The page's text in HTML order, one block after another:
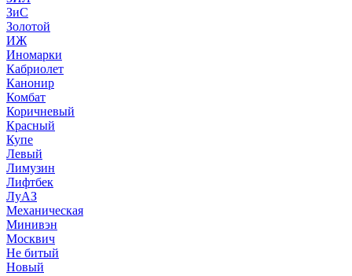
ЗиС
Золотой
ИЖ
Иномарки
Кабриолет
Канонир
Комбат
Коричневый
Красный
Купе
Левый
Лимузин
Лифтбек
ЛуАЗ
Механическая
Минивэн
Москвич
Не битый
Новый